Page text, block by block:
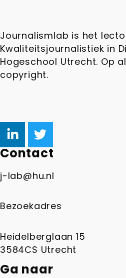
Journalismlab is het
Kwaliteitsjournalistiek in
Hogeschool Utrecht. Op
copyright.
Contact
j-lab@hu.nl
Bezoekadres
Heidelberglaan 15
3584CS Utrecht
Ga naar